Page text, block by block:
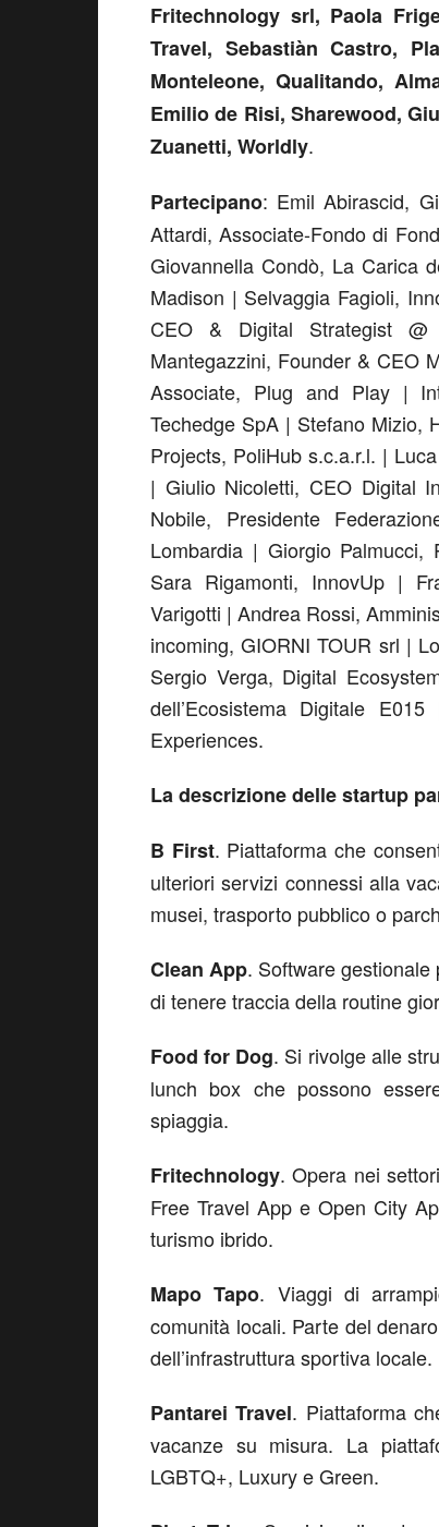
Fritechnology srl, Paola
Travel, Sebastiàn Castro,
Monteleone, Qualitando,
Emilio de Risi, Sharewood,
Zuanetti, Worldly.
Partecipano: Emil Abirascid,
Attardi, Associate-Fondo di
Giovannella Condò, La Carica
Madison | Selvaggia Fagioli,
CEO & Digital Strategist @
Mantegazzini, Founder & CEO
Associate, Plug and Play |
Techedge SpA | Stefano Mizio,
Projects, PoliHub s.c.a.r.l. |
| Giulio Nicoletti, CEO Digital
Nobile, Presidente
Lombardia | Giorgio
Sara Rigamonti, InnovUp |
Varigotti | Andrea Rossi,
incoming, GIORNI TOUR srl |
Sergio Verga, Digital
dell’Ecosistema Digitale
Experiences.
La descrizione delle startup
B First. Piattaforma che
ulteriori servizi connessi alla
musei, trasporto pubblico o
Clean App. Software
di tenere traccia della routine
Food for Dog. Si rivolge alle
lunch box che possono
spiaggia.
Fritechnology. Opera nei
Free Travel App e Open City
turismo ibrido.
Mapo Tapo. Viaggi di
comunità locali. Parte del
dell’infrastruttura sportiva locale.
Pantarei Travel. Piattaforma
vacanze su misura. La
LGBTQ+, Luxury e Green.